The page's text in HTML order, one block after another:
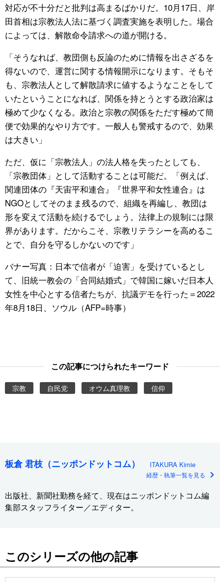
対応が不十分だと批判は高まるばかりだ。10月17日、岸
田首相は宗教法人法に基づく調査実施を表明した。場合
によっては、解散命令請求への道が開ける。
「そうなれば、教団側も反論のために情報を出さざるを
得ないので、運営に関する情報開示になります。そもそ
も、宗教法人として解散請求に値するようなことをして
いたということになれば、関係を持とうとする政治家は
極めて少なくなる。政治と宗教の関係をただす極めて簡
便で効果的なやり方です。一般人も警戒するので、効果
は大きい」
ただ、仮に「宗教法人」の法人格を失ったとしても、
「宗教団体」として活動することは可能だ。「例えば、
関連団体の『天宙平和連合』『世界平和女性連合』は
NGOとしてそのまま残るので、組織を再編し、教団は
形を変えて活動を続けるでしょう。法律上の規制には限
界があります。だからこそ、宗教リテラシーを高めるこ
とで、自分を守るしかないのです」
バナー写真：日本で信者が「迫害」を受けているとし
て、旧統一教会の「合同結婚式」で韓国に嫁いだ日本人
女性を中心とする信者たちが、抗議デモを行った＝2022
年8月18日、ソウル（AFP=時事）
この記事につけられたキーワード
宗教 自民党 オウム真理教 信仰
板倉 君枝（ニッポンドットコム） ITAKURA Kimie
経歴・執筆一覧を見る
出版社、新聞社勤務を経て、現在はニッポンドットコム編
集部スタッフライター／エディター。
このシリーズの他の記事